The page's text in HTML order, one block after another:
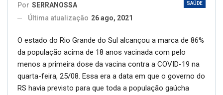
SAÚDE
Por SERRANOSSA
Última atualização 26 ago, 2021
O estado do Rio Grande do Sul alcançou a marca de 86%
da população acima de 18 anos vacinada com pelo
menos a primeira dose da vacina contra a COVID-19 na
quarta-feira, 25/08. Essa era a data em que o governo do
RS havia previsto para que toda a população gaúcha